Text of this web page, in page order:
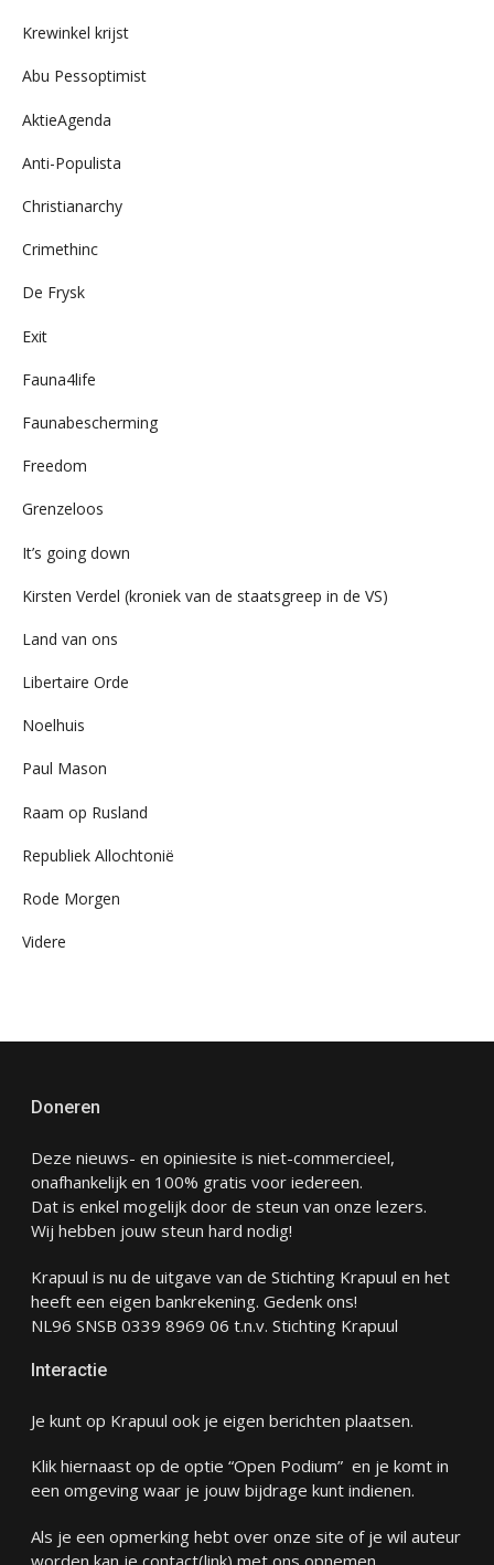
Krewinkel krijst
Abu Pessoptimist
AktieAgenda
Anti-Populista
Christianarchy
Crimethinc
De Frysk
Exit
Fauna4life
Faunabescherming
Freedom
Grenzeloos
It’s going down
Kirsten Verdel (kroniek van de staatsgreep in de VS)
Land van ons
Libertaire Orde
Noelhuis
Paul Mason
Raam op Rusland
Republiek Allochtonië
Rode Morgen
Videre
Doneren
Deze nieuws- en opiniesite is niet-commercieel,
onafhankelijk en 100% gratis voor iedereen.
Dat is enkel mogelijk door de steun van onze lezers.
Wij hebben jouw steun hard nodig!
Krapuul is nu de uitgave van de Stichting Krapuul en het
heeft een eigen bankrekening. Gedenk ons!
NL96 SNSB 0339 8969 06 t.n.v. Stichting Krapuul
Interactie
Je kunt op Krapuul ook je eigen berichten plaatsen.
Klik hiernaast op de optie “Open Podium” en je komt in
een omgeving waar je jouw bijdrage kunt indienen.
Als je een opmerking hebt over onze site of je wil auteur
worden kan je contact(link) met ons opnemen